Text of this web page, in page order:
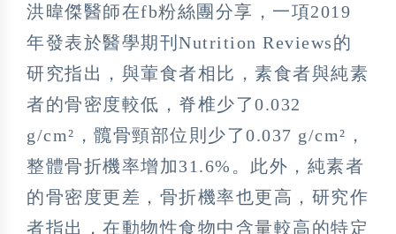
洪暐傑醫師在fb粉絲團分享，一項2019
年發表於醫學期刊Nutrition Reviews的
研究指出，與葷食者相比，素食者與純素
者的骨密度較低，脊椎少了0.032
g/cm²，髖骨頸部位則少了0.037 g/cm²，
整體骨折機率增加31.6%。此外，純素者
的骨密度更差，骨折機率也更高，研究作
者指出，在動物性食物中含量較高的特定